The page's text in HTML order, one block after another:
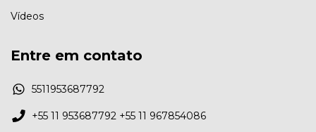
Vídeos
Entre em contato
5511953687792
+55 11 953687792 +55 11 967854086